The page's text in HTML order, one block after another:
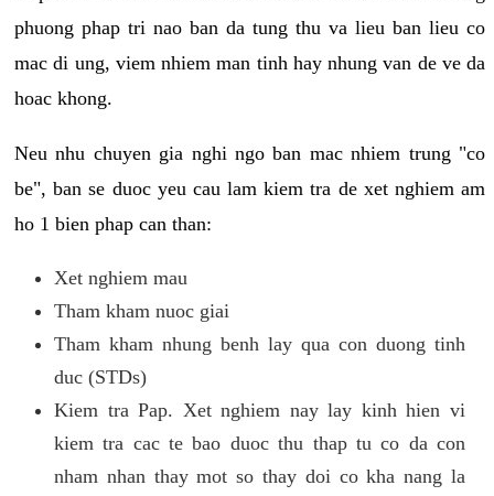
phuong phap tri nao ban da tung thu va lieu ban lieu co
mac di ung, viem nhiem man tinh hay nhung van de ve da
hoac khong.
Neu nhu chuyen gia nghi ngo ban mac nhiem trung "co
be", ban se duoc yeu cau lam kiem tra de xet nghiem am
ho 1 bien phap can than:
Xet nghiem mau
Tham kham nuoc giai
Tham kham nhung benh lay qua con duong tinh
duc (STDs)
Kiem tra Pap. Xet nghiem nay lay kinh hien vi
kiem tra cac te bao duoc thu thap tu co da con
nham nhan thay mot so thay doi co kha nang la